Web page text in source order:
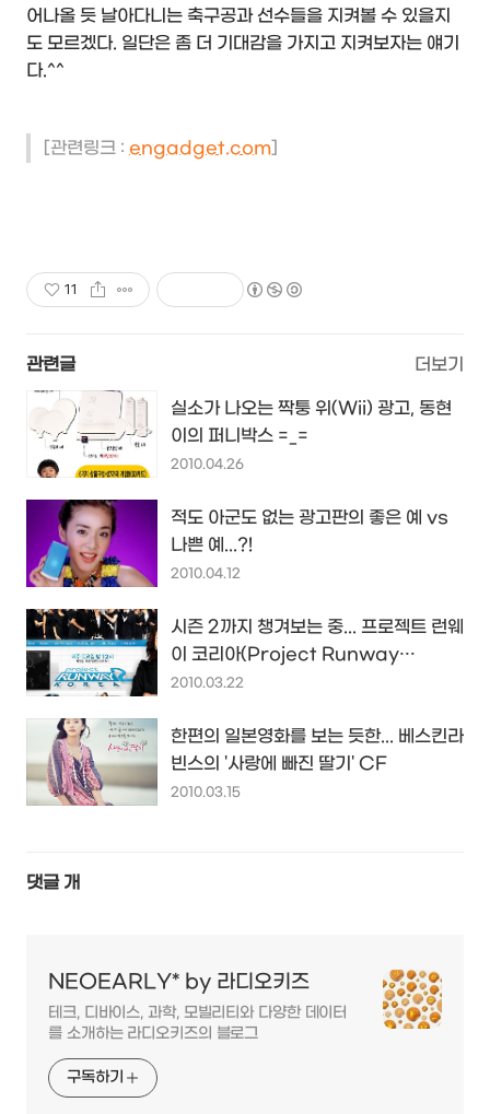
어나올 듯 날아다니는 축구공과 선수들을 지켜볼 수 있을지
도 모르겠다. 일단은 좀 더 기대감을 가지고 지켜보자는 얘기
다.^^
[관련링크 : engadget.com]
11
관련글 더보기
실소가 나오는 짝퉁 위(Wii) 광고, 동현
이의 퍼니박스 =_=
2010.04.26
적도 아군도 없는 광고판의 좋은 예 vs
나쁜 예...?!
2010.04.12
시즌 2까지 챙겨보는 중... 프로젝트 런웨
이 코리아(Project Runway
Korea)
2010.03.22
한편의 일본영화를 보는 듯한... 베스킨라
빈스의 '사랑에 빠진 딸기' CF
2010.03.15
댓글 개
NEOEARLY* by 라디오키즈
테크, 디바이스, 과학, 모빌리티와 다양한 데이터
를 소개하는 라디오키즈의 블로그
구독하기